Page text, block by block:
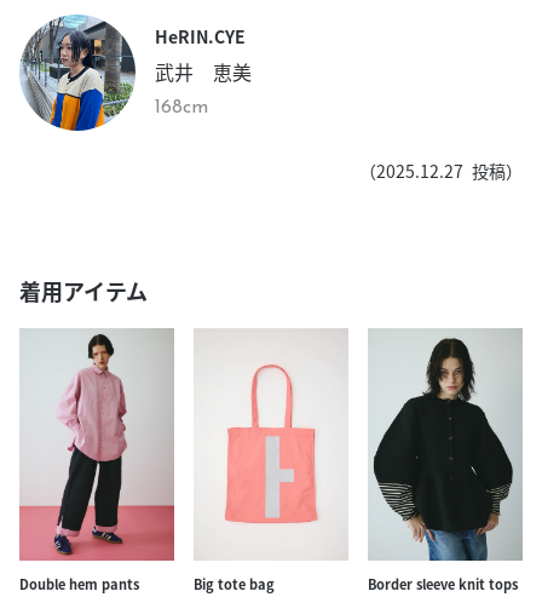
HeRIN.CYE
武井 恵美
168cm
（2025.12.27 投稿）
着用アイテム
Double hem pants Big tote bag Border sleeve knit tops